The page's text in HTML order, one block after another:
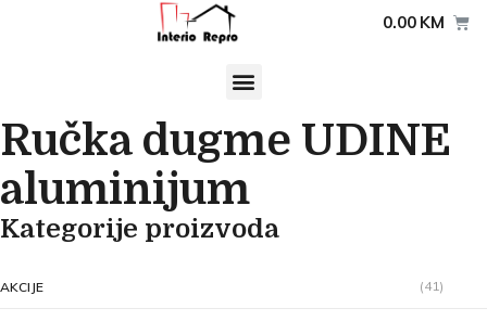
0.00 KM
Ručka dugme UDINE
aluminijum
Kategorije proizvoda
AKCIJE (41)